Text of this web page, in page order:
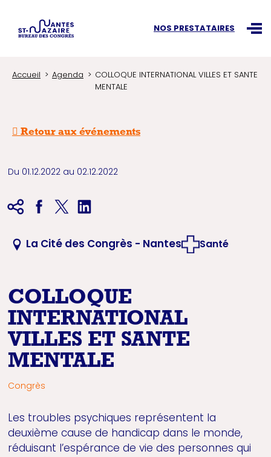
NOS PRESTATAIRES
Accueil Agenda
COLLOQUE INTERNATIONAL VILLES ET SANTE
MENTALE
Retour aux événements
Du 01.12.2022 au 02.12.2022
La Cité des Congrès - Nantes Santé
COLLOQUE
INTERNATIONAL
VILLES ET SANTE
MENTALE
Congrès
Les troubles psychiques représentent la
deuxième cause de handicap dans le monde,
réduisant l’espérance de vie des personnes qui